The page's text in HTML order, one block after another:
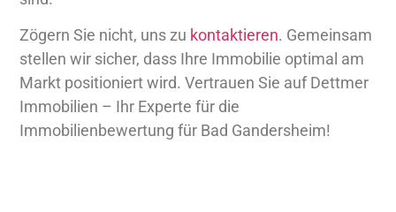
Zögern Sie nicht, uns zu kontaktieren. Gemeinsam
stellen wir sicher, dass Ihre Immobilie optimal am
Markt positioniert wird. Vertrauen Sie auf Dettmer
Immobilien – Ihr Experte für die
Immobilienbewertung für Bad Gandersheim!